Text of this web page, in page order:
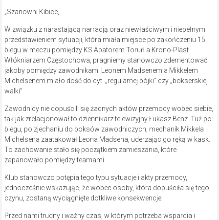
„Szanowni Kibice,
W związku z narastającą narracją oraz niewłaściwym i niepełnym
przedstawieniem sytuacji, która miała miejsce po zakończeniu 15.
biegu w meczu pomiędzy KS Apatorem Toruń a Krono-Plast
Włókniarzem Częstochowa, pragniemy stanowczo zdementować
jakoby pomiędzy zawodnikami Leonem Madsenem a Mikkelem
Michelsenem miało dość do cyt. „regularnej bójki” czy „bokserskiej
walki”.
Zawodnicy nie dopuścili się żadnych aktów przemocy wobec siebie,
tak jak zrelacjonował to dziennikarz telewizyjny Łukasz Benz. Tuż po
biegu, po zjechaniu do boksów zawodniczych, mechanik Mikkela
Michelsena zaatakował Leona Madsena, uderzając go ręką w kask.
To zachowanie stało się początkiem zamieszania, które
zapanowało pomiędzy teamami.
Klub stanowczo potępia tego typu sytuacje i akty przemocy,
jednocześnie wskazując, że wobec osoby, która dopuściła się tego
czynu, zostaną wyciągnięte dotkliwe konsekwencje.
Przed nami trudny i ważny czas, w którym potrzeba wsparcia i